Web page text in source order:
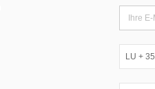
LU +